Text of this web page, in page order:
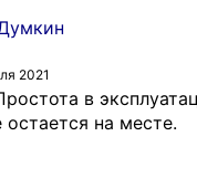
2021
в
на месте.